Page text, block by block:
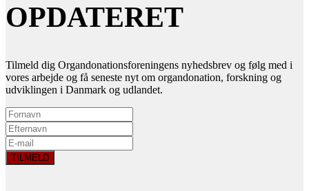
OPDATERET
Tilmeld dig Organdonationsforeningens nyhedsbrev og følg med i
vores arbejde og få seneste nyt om organdonation, forskning og
udviklingen i Danmark og udlandet.